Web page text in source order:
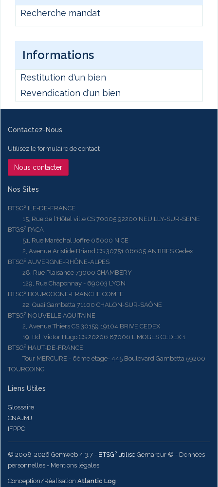
Recherche mandat
Informations
Restitution d'un bien
Revendication d'un bien
Contactez-Nous
Utilisez le formulaire de contact
Nous contacter
Nos Sites
BTSG² ILE-DE-FRANCE
15, Rue de l'Hôtel ville CS 70005 92200 NEUILLY-SUR-SEINE
BTGS² PACA
51, Rue Maréchal Joffre 06000 NICE
2, Avenue Aristide Briand CS 30751 06605 ANTIBES Cedex
BTSG² AUVERGNE-RHÔNE-ALPES
28, Rue Plaisance 73000 CHAMBERY
129, Rue Chaponnay - 69003 LYON
BTSG² BOURGOGNE-FRANCHE COMTE
22, Quai Gambetta 71100 CHALON-SUR-SAÔNE
BTSG² NOUVELLE AQUITAINE
2, Avenue Thiers CS 30159 19104 BRIVE CEDEX
19, Bd. Victor Hugo CS 20206 87006 LIMOGES CEDEX 1
BTSG² HAUT-DE-FRANCE
Tour MERCURE - 6ème étage- 445 Boulevard Gambetta 59200
TOURCOING
Liens Utiles
Glossaire
CNAJMJ
IFPPC
© 2008-2026 Gemweb 4.3.7 - BTSG² utilise Gemarcur © - Données
personnelles - Mentions légales
Conception/Réalisation Atlantic Log